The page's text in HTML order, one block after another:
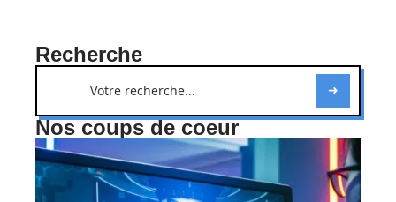
Recherche
Nos coups de coeur